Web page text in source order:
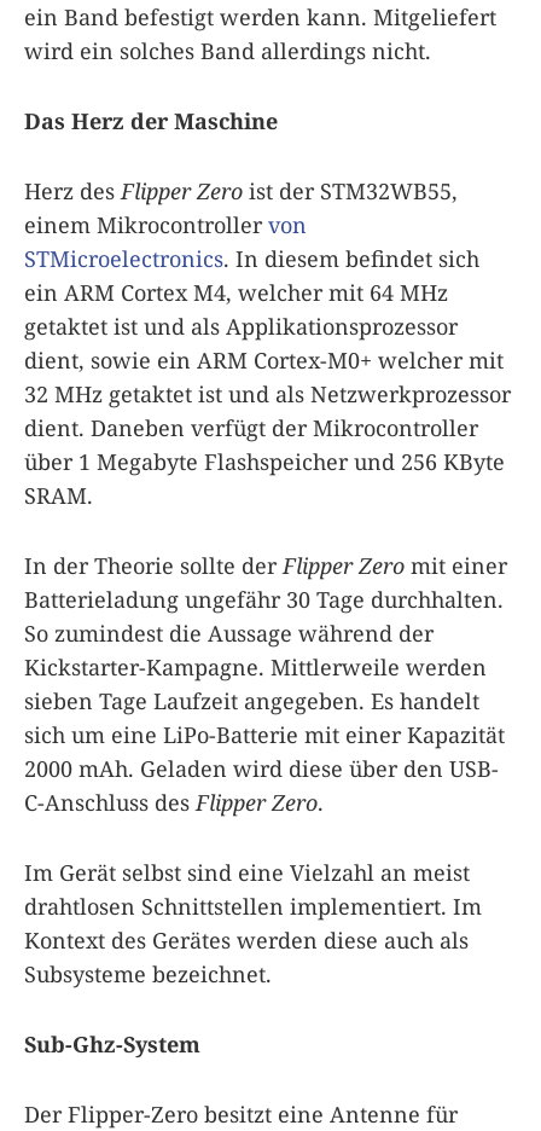
ein Band befestigt werden kann. Mitgeliefert
wird ein solches Band allerdings nicht.
Das Herz der Maschine
Herz desFlipper Zero ist der STM32WB55,
einem Mikrocontrollervon
STMicroelectronics. In diesem befindet sich
ein ARM Cortex M4, welcher mit 64 MHz
getaktet ist und als Applikationsprozessor
dient, sowie ein ARM Cortex-M0+ welcher mit
32 MHz getaktet ist und als Netzwerkprozessor
dient. Daneben verfügt der Mikrocontroller
über 1 Megabyte Flashspeicher und 256 KByte
SRAM.
In der Theorie sollte derFlipper Zero mit einer
Batterieladung ungefähr 30 Tage durchhalten.
So zumindest die Aussage während der
Kickstarter-Kampagne. Mittlerweile werden
sieben Tage Laufzeit angegeben. Es handelt
sich um eine LiPo-Batterie mit einer Kapazität
2000 mAh. Geladen wird diese über den USB-
C-Anschluss desFlipper Zero.
Im Gerät selbst sind eine Vielzahl an meist
drahtlosen Schnittstellen implementiert. Im
Kontext des Gerätes werden diese auch als
Subsysteme bezeichnet.
Sub-Ghz-System
Der Flipper-Zero besitzt eine Antenne für